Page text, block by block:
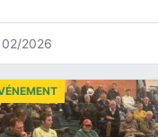
02/2026